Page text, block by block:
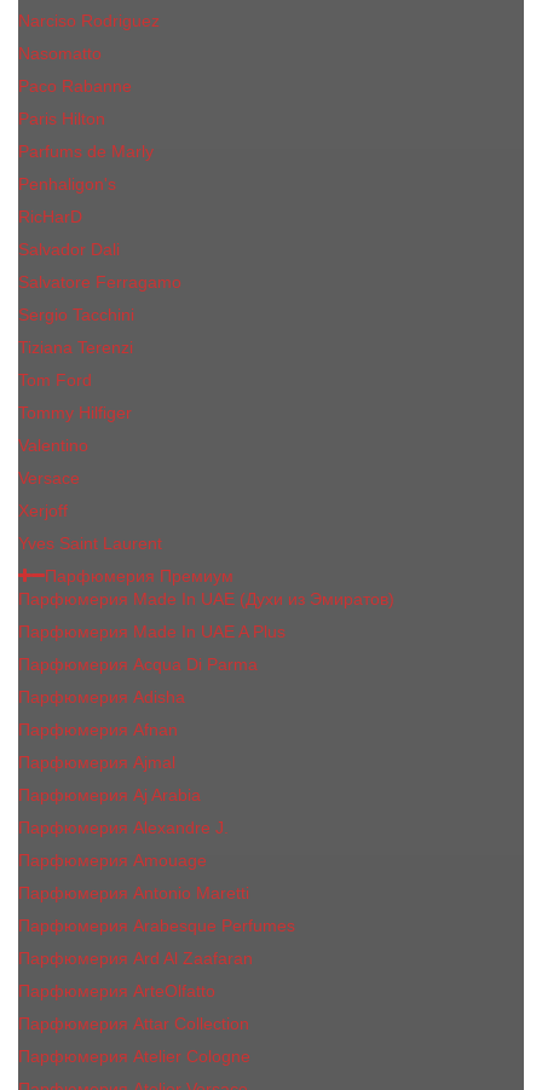
Narciso Rodriguez
Nasomatto
Paco Rabanne
Paris Hilton
Parfums de Marly
Penhaligon​'s
RicHarD
Salvador Dali
Salvatore Ferragamo
Sergio Tacchini
Tiziana Terenzi
Tom Ford
Tommy Hilfiger
Valentino
Versace
Xerjoff
Yves Saint Laurent
Парфюмерия Премиум
Парфюмерия Made In UAE (Духи из Эмиратов)
Парфюмерия Made In UAE A Plus
Парфюмерия Acqua Di Parma
Парфюмерия Adisha
Парфюмерия Afnan
Парфюмерия Ajmal
Парфюмерия Aj Arabia
Парфюмерия Alexandre J.
Парфюмерия Amouage
Парфюмерия Antonio Maretti
Парфюмерия Arabesque Perfumes
Парфюмерия Ard Al Zaafaran
Парфюмерия ArteOlfatto
Парфюмерия Attar Collection
Парфюмерия Atelier Cologne